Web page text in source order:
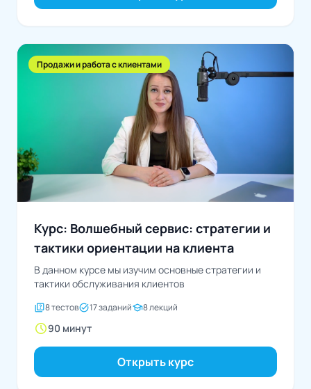
Продажи и работа с клиентами
Курс: Волшебный сервис: стратегии и
тактики ориентации на клиента
В данном курсе мы изучим основные стратегии и
тактики обслуживания клиентов
quiz8 тестовtask_alt17 заданийschool8 лекций
schedule90 минут
Открыть курс